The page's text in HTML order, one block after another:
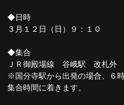
◆日時
３月１２日（日）９：１０
◆集合
ＪＲ御殿場線 谷峨駅 改札外
※国分寺駅から出発の場合、６
集合時間に着きます。